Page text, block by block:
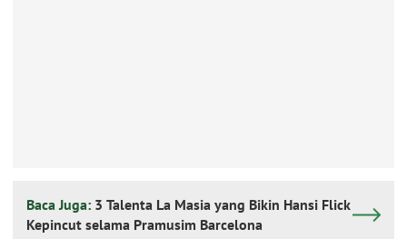
Baca Juga: 3 Talenta La Masia yang Bikin Hansi Flick
Kepincut selama Pramusim Barcelona